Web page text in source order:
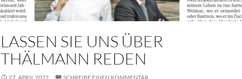
LASSEN SIE UNS ÜBER
THÄLMANN REDEN
27. APRIL 2022 SCHREIBE EINEN KOMMENTAR